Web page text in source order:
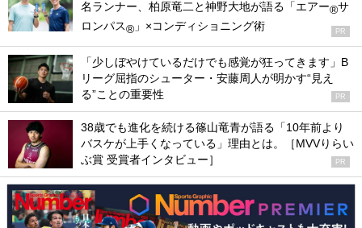
名ランナー、柏原竜二と神野大地が語る「エアー®サ
ロンパス® 」×コンディショニング術 PR
「少しぼやけているだけでも感覚が狂ってきます」B
リーグ屈指のシューター・安藤周人が明かす“見え
る”ことの重要性
PR
38歳でも進化を続ける篠山竜青が語る「10年前より
バスケが上手くなっている」理由とは。［MVVりらい
ぶ賞 受賞者インタビュー］
PR